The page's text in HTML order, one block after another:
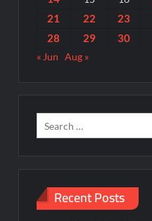
21
22 23
28
29 30
« Jun Aug »
Recent Posts